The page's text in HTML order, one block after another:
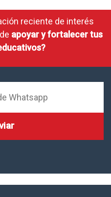
reciente de interés
apoyar y fortalecer tus